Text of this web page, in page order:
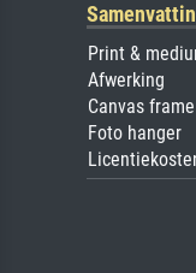
Print &
Afwerking
Canvas frame
Foto hanger